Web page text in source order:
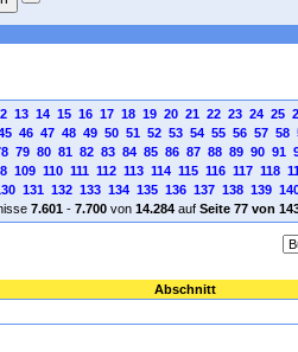
13 14 15 16 17 18 19 20 21 22 23 24 25
46 47 48 49 50 51 52 53 54 55 56 57 58
79 80 81 82 83 84 85 86 87 88 89 90 91
109 110 111 112 113 114 115 116 117 118
131 132 133 134 135 136 137 138 139
7.601- 7.700von 14.284auf Seite 77 von
Abschnitt